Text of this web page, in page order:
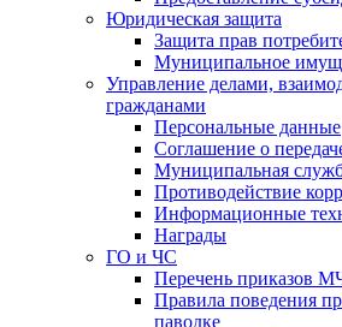
Юридическая защита
Защита прав
Муниципальное
Управление делами,
гражданами
Персональные данные
Соглашение о
Муниципальная
Противодействие
Информационные
Награды
ГО и ЧС
Перечень приказов
Правила поведения
паводке